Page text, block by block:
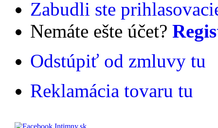
Zabudli ste
Nemáte ešte účet?
Odstúpiť od zmluvy tu
Reklamácia tovaru tu